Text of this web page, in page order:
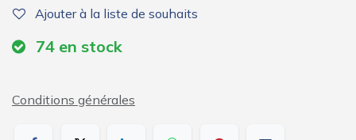
Ajouter à la liste de souhaits
74 en stock
Conditions générales